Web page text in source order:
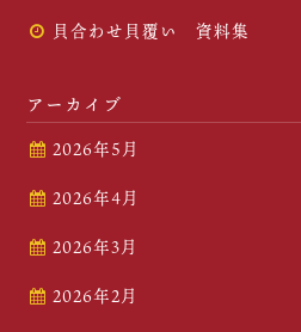
貝合わせ貝覆い 資料集
アーカイブ
2026年5月
2026年4月
2026年3月
2026年2月